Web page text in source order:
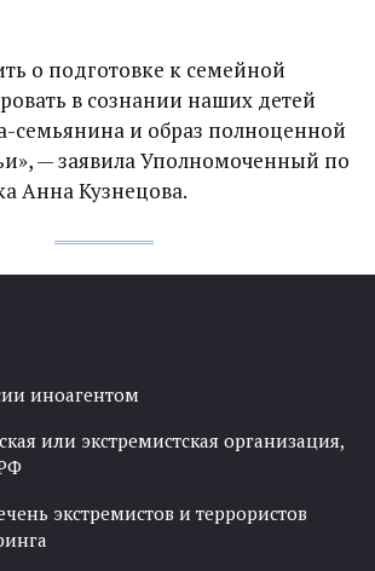
о подготовке к семейной
в сознании наших детей
семьянина и образ полноценной
— заявила Уполномоченный по
Анна Кузнецова.
иноагентом
или экстремистская организация,
экстремистов и террористов